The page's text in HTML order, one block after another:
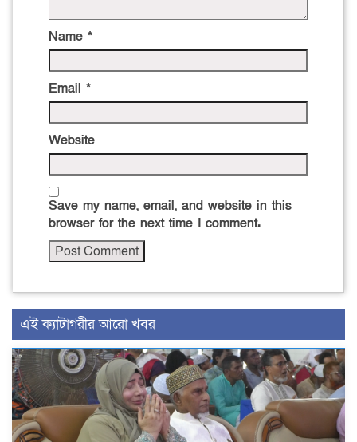
Name *
Email *
Website
Save my name, email, and website in this
browser for the next time I comment.
এই ক্যাটাগরীর আরো খবর